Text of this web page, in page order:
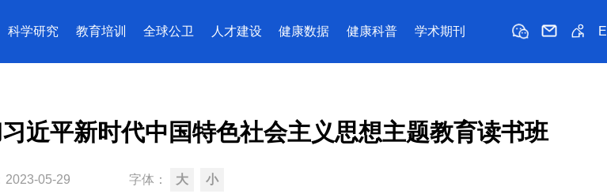
科学研究 教育培训 全球公卫 人才建设 健康数据 健康科普 学术期刊
近平新时代中国特色社会主义思想主题教育读书班
2023-05-29 字体： 大 小